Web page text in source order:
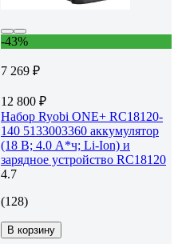
-43%
7 269 ₽
12 800 ₽
Набор Ryobi ONE+ RC18120-
140 5133003360 аккумулятор
(18 В; 4.0 A*ч; Li-Ion) и
зарядное устройство RC18120
4.7
(128)
В корзину